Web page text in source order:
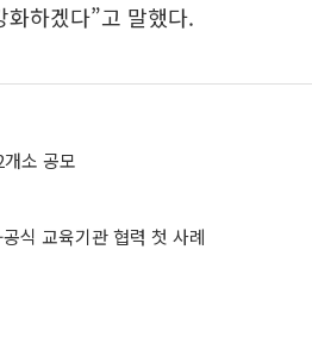
하겠다”고 말했다.
소 공모
식 교육기관 협력 첫 사례